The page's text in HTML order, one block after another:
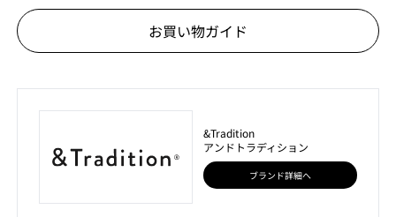
お買い物ガイド
&Tradition
アンドトラディション
ブランド詳細へ